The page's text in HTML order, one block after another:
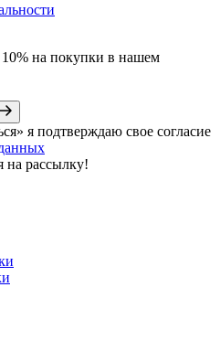
на покупки в нашем
я подтверждаю свое согласие
рассылку!